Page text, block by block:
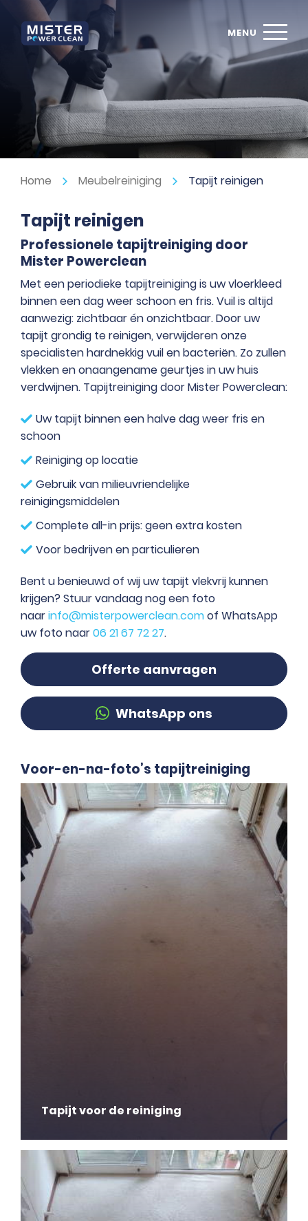
Home Meubelreiniging Tapijt reinigen
Tapijt reinigen
Professionele tapijtreiniging door
Mister Powerclean
Met een periodieke tapijtreiniging is uw vloerkleed
binnen een dag weer schoon en fris. Vuil is altijd
aanwezig: zichtbaar én onzichtbaar. Door uw
tapijt grondig te reinigen, verwijderen onze
specialisten hardnekkig vuil en bacteriën. Zo zullen
vlekken en onaangename geurtjes in uw huis
verdwijnen. Tapijtreiniging door Mister Powerclean:
Uw tapijt binnen een halve dag weer fris en
schoon
Reiniging op locatie
Gebruik van milieuvriendelijke
reinigingsmiddelen
Complete all-in prijs: geen extra kosten
Voor bedrijven en particulieren
Bent u benieuwd of wij uw tapijt vlekvrij kunnen
krijgen? Stuur vandaag nog een foto
naarinfo@misterpowerclean.comof WhatsApp
uw foto naar06 21 67 72 27.
Offerte aanvragen
WhatsApp ons
Voor-en-na-foto’s tapijtreiniging
Tapijt voor de reiniging